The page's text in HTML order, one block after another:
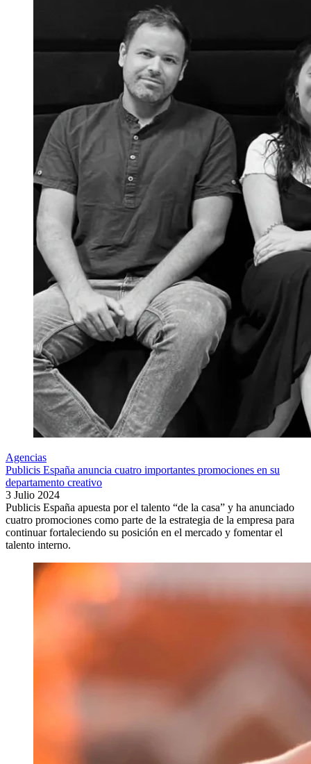
Agencias
Publicis España anuncia cuatro importantes promociones en su
departamento creativo
3 Julio 2024
Publicis España apuesta por el talento “de la casa” y ha anunciado
cuatro promociones como parte de la estrategia de la empresa para
continuar fortaleciendo su posición en el mercado y fomentar el
talento interno.